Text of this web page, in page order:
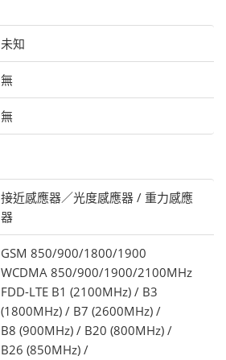
未知
無
無
接近感應器／光度感應器 / 重力感應
器
GSM 850/900/1800/1900
WCDMA 850/900/1900/2100MHz
FDD-LTE B1 (2100MHz) / B3
(1800MHz) / B7 (2600MHz) /
B8 (900MHz) / B20 (800MHz) /
B26 (850MHz) /